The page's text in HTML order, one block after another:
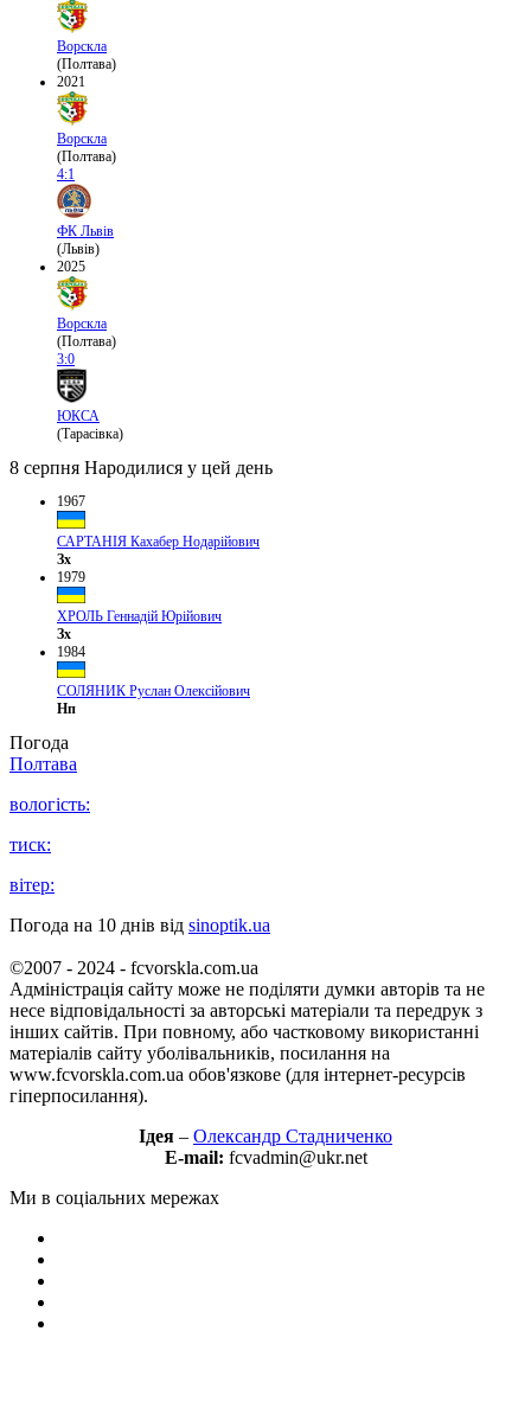
Ворскла
(Полтава)
2021
Ворскла
(Полтава)
4:1
ФК Львів
(Львів)
2025
Ворскла
(Полтава)
3:0
ЮКСА
(Тарасівка)
8 серпня Народилися у цей день
1967
САРТАНІЯ Кахабер Нодарійович
Зх
1979
ХРОЛЬ Геннадій Юрійович
Зх
1984
СОЛЯНИК Руслан Олексійович
Нп
Погода
Полтава
вологість:
тиск:
вітер:
Погода на 10 днів від sinoptik.ua
©2007 - 2024 - fcvorskla.com.ua
Адміністрація сайту може не поділяти думки авторів та не
несе відповідальності за авторські матеріали та передрук з
інших сайтів. При повному, або частковому використанні
матеріалів сайту уболівальників, посилання на
www.fcvorskla.com.ua обов'язкове (для інтернет-ресурсів
гіперпосилання).
Ідея – Олександр Стадниченко
E-mail: fcvadmin@ukr.net
Ми в соціальних мережах